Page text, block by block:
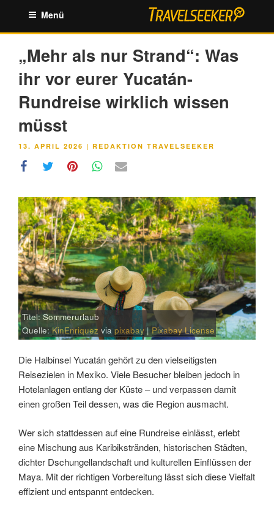
springen
Menü
„Mehr als nur Strand“: Was
ihr vor eurer Yucatán-
Rundreise wirklich wissen
müsst
VERÖFFENTLICHT
13. APRIL 2026 | REDAKTION TRAVELSEEKER
Titel: Sommerurlaub
Quelle: KinEnriquez viapixabay |Pixabay License
Die Halbinsel Yucatán gehört zu den vielseitigsten
Reisezielen in Mexiko. Viele Besucher bleiben jedoch in
Hotelanlagen entlang der Küste – und verpassen damit
einen großen Teil dessen, was die Region ausmacht.
Wer sich stattdessen auf eine Rundreise einlässt, erlebt
eine Mischung aus Karibikstränden, historischen Städten,
dichter Dschungellandschaft und kulturellen Einflüssen der
Maya. Mit der richtigen Vorbereitung lässt sich diese Vielfalt
effizient und entspannt entdecken.